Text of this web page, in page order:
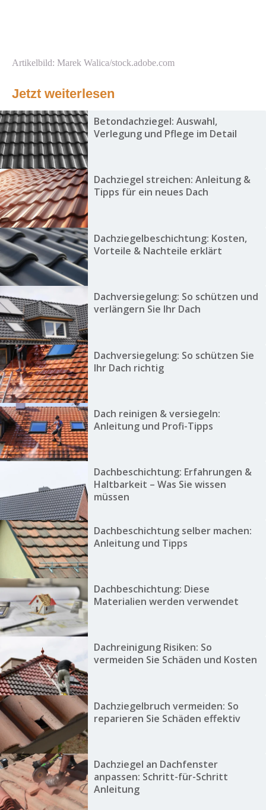
Artikelbild: Marek Walica/stock.adobe.com
Jetzt weiterlesen
Betondachziegel: Auswahl,
Verlegung und Pflege im Detail
Dachziegel streichen: Anleitung &
Tipps für ein neues Dach
Dachziegelbeschichtung: Kosten,
Vorteile & Nachteile erklärt
Dachversiegelung: So schützen und
verlängern Sie Ihr Dach
Dachversiegelung: So schützen Sie
Ihr Dach richtig
Dach reinigen & versiegeln:
Anleitung und Profi-Tipps
Dachbeschichtung: Erfahrungen &
Haltbarkeit – Was Sie wissen
müssen
Dachbeschichtung selber machen:
Anleitung und Tipps
Dachbeschichtung: Diese
Materialien werden verwendet
Dachreinigung Risiken: So
vermeiden Sie Schäden und Kosten
Dachziegelbruch vermeiden: So
reparieren Sie Schäden effektiv
Dachziegel an Dachfenster
anpassen: Schritt-für-Schritt
Anleitung